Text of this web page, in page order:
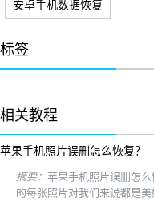
安卓手机数据恢复
标签
相关教程
苹果手机照片误删怎么恢复？
摘要： 苹果手机照片误删怎
的每张照片对我们来说都是美